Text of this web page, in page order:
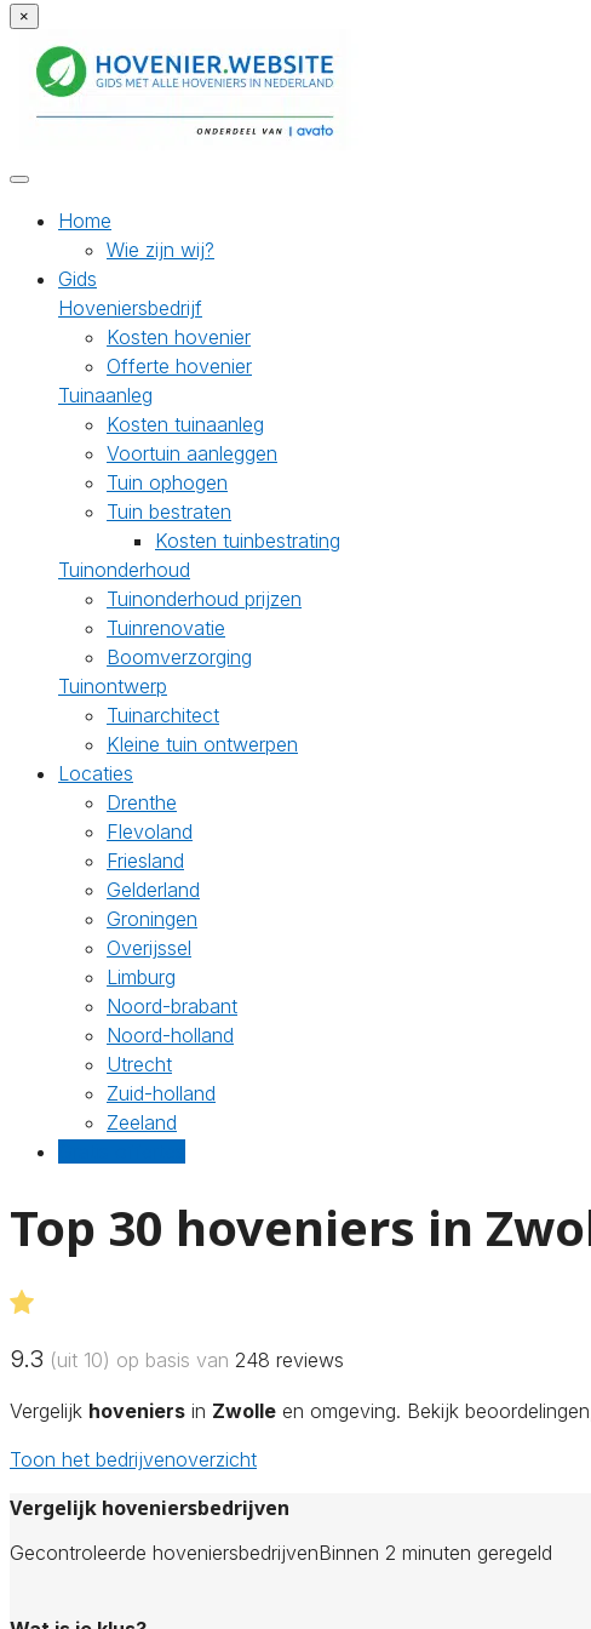
×
Home
Wie zijn wij?
Gids
Hoveniersbedrijf
Kosten hovenier
Offerte hovenier
Tuinaanleg
Kosten tuinaanleg
Voortuin aanleggen
Tuin ophogen
Tuin bestraten
Kosten tuinbestrating
Tuinonderhoud
Tuinonderhoud prijzen
Tuinrenovatie
Boomverzorging
Tuinontwerp
Tuinarchitect
Kleine tuin ontwerpen
Locaties
Drenthe
Flevoland
Friesland
Gelderland
Groningen
Overijssel
Limburg
Noord-brabant
Noord-holland
Utrecht
Zuid-holland
Zeeland
Top 30 hoveniers in
9.3 (uit 10) op basis van 248 reviews
Vergelijk hoveniers in Zwolle en omgeving. Bekijk
Toon het bedrijvenoverzicht
Vergelijk hoveniersbedrijven
Gecontroleerde hoveniersbedrijvenBinnen 2 minuten geregeld